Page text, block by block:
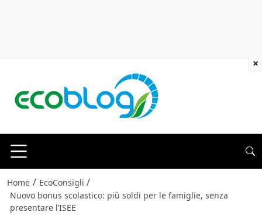
Home / EcoConsigli /
Nuovo bonus scolastico: più soldi per le famiglie, senza
presentare l’ISEE
×